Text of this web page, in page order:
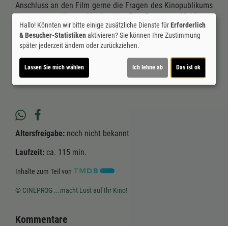
Anschluss an den Film gerne die Fragen des Kinopublikums
beantworten. Karten für das Live-Film-Event am 12.10. um
15 Uhr gibt es ab sofort für 19, -€ im Vorverkauf.
Altersfreigabe: noch nicht bekannt
Laufzeit: ca. 115 min.
Inhalte zum Teil von
© CINEPROG ...macht Lust auf Ihr Kino!
Kommentare
Hallo! Könnten wir bitte einige zusätzliche Dienste fürErforderlich
& Besucher-Statistikenaktivieren? Sie können Ihre Zustimmung
später jederzeit ändern oder zurückziehen.
Lassen Sie mich wählen Ich lehne ab Das ist ok